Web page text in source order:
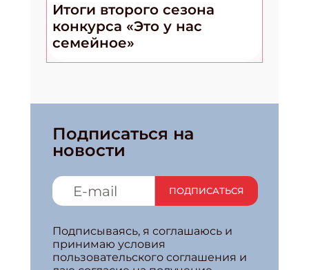
Итоги второго сезона
конкурса «Это у нас
семейное»
Подписаться на
новости
ПОДПИСАТЬСЯ
Подписываясь, я соглашаюсь и
принимаю условия
пользовательского соглашения и